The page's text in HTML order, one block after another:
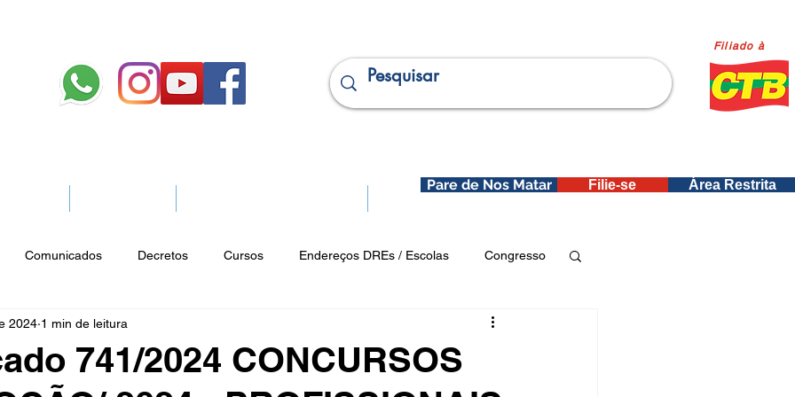
Filiado à
Filie-se
Pare de Nos Matar Área Restrita
Comunicados Decretos Cursos Endereços DREs / Escolas Congresso
Cultural Notícias do Jurídico Publicações SEDIN
741/2024 CONCURSOS
2024 1 min de leitura